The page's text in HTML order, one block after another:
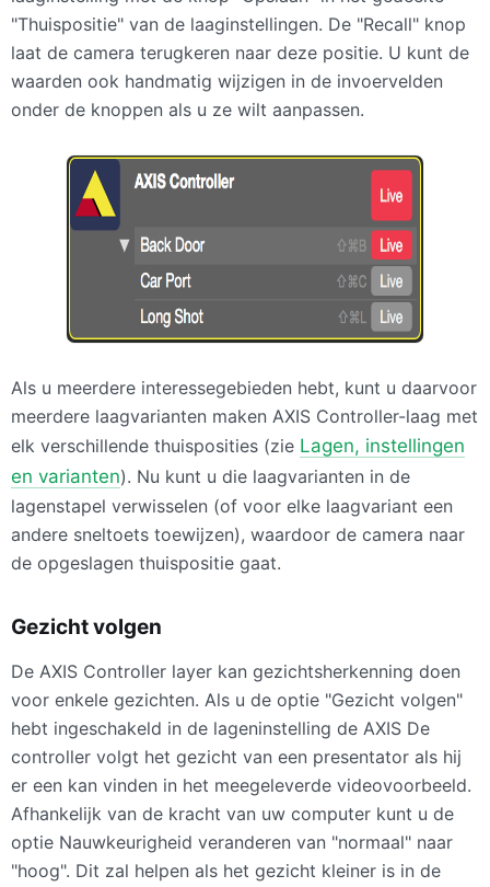
"Thuispositie" van de laaginstellingen. De "Recall" knop
laat de camera terugkeren naar deze positie. U kunt de
waarden ook handmatig wijzigen in de invoervelden
onder de knoppen als u ze wilt aanpassen.
Als u meerdere interessegebieden hebt, kunt u daarvoor
meerdere laagvarianten maken AXIS Controller-laag met
elk verschillende thuisposities (zie Lagen, instellingen
en varianten). Nu kunt u die laagvarianten in de
lagenstapel verwisselen (of voor elke laagvariant een
andere sneltoets toewijzen), waardoor de camera naar
de opgeslagen thuispositie gaat.
Gezicht volgen
De AXIS Controller layer kan gezichtsherkenning doen
voor enkele gezichten. Als u de optie "Gezicht volgen"
hebt ingeschakeld in de lageninstelling de AXIS De
controller volgt het gezicht van een presentator als hij
er een kan vinden in het meegeleverde videovoorbeeld.
Afhankelijk van de kracht van uw computer kunt u de
optie Nauwkeurigheid veranderen van "normaal" naar
"hoog". Dit zal helpen als het gezicht kleiner is in de